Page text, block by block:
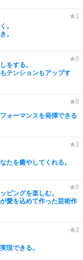
。
。
をする。
テンションもアップす
ォーマンスを発揮できる
たを癒やしてくれる。
ピングを楽しむ。
愛を込めて作った芸術作
現できる。